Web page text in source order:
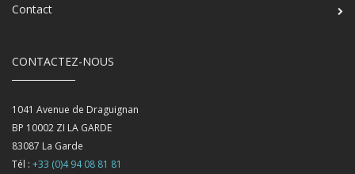
Contact
CONTACTEZ-NOUS
1041 Avenue de Draguignan
BP 10002 ZI LA GARDE
83087 La Garde
Tél : +33 (0)4 94 08 81 81